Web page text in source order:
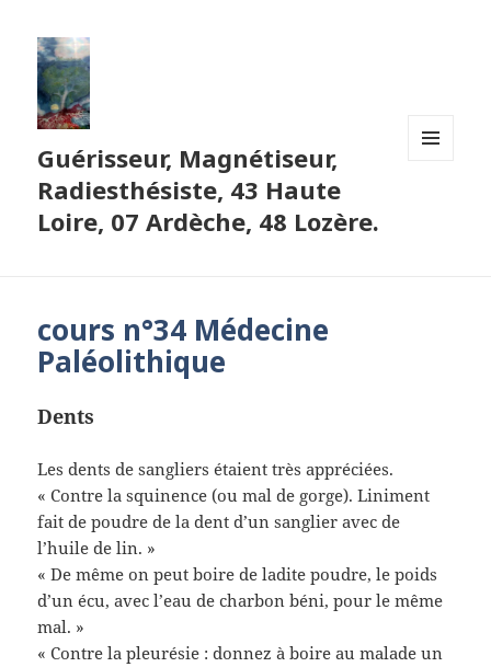
Guérisseur, Magnétiseur,
Radiesthésiste, 43 Haute
Loire, 07 Ardèche, 48 Lozère.
cours n°34 Médecine
Paléolithique
Dents
Les dents de sangliers étaient très appréciées.
« Contre la squinence (ou mal de gorge). Liniment
fait de poudre de la dent d’un sanglier avec de
l’huile de lin. »
« De même on peut boire de ladite poudre, le poids
d’un écu, avec l’eau de charbon béni, pour le même
mal. »
« Contre la pleurésie : donnez à boire au malade un